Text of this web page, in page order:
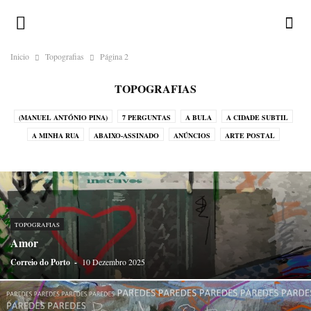
Inicio Topografias Página 2
TOPOGRAFIAS
(MANUEL ANTÓNIO PINA) 7 PERGUNTAS A BULA
A CIDADE SUBTIL
A MINHA RUA
ABAIXO-ASSINADO ANÚNCIOS
ARTE POSTAL
CRÓNICAS DO ATLÂNTICO
CRÓNICAS DO JAPÃO
CRÓNICAS DO NADA
DESAFIOS
DEVOCIONÁRIO DA TERRA
DICIOPORTO
DO OUTRO MUNDO
DO PORTO ENIGMATÓGRAFO
ERRATA
GALERIA
GREGUERÍAS
HISTÓRIAS EM POSTAIS
HISTÓRIAS SEM INTERESSE
HOMO ONOMATOPAICO
HUMORO SAPIENS
LEGENDAS
LUGAR DE ESTILO
LUGARES-COMUNS
MÉDIA MENU
MIRADOURO
NA PELE DO LOBO
O HOMEM DO SACO DE CABEDAL
OBITUÁRIO
TOPOGRAFIAS
Amor
Correio do Porto - 10 Dezembro 2025